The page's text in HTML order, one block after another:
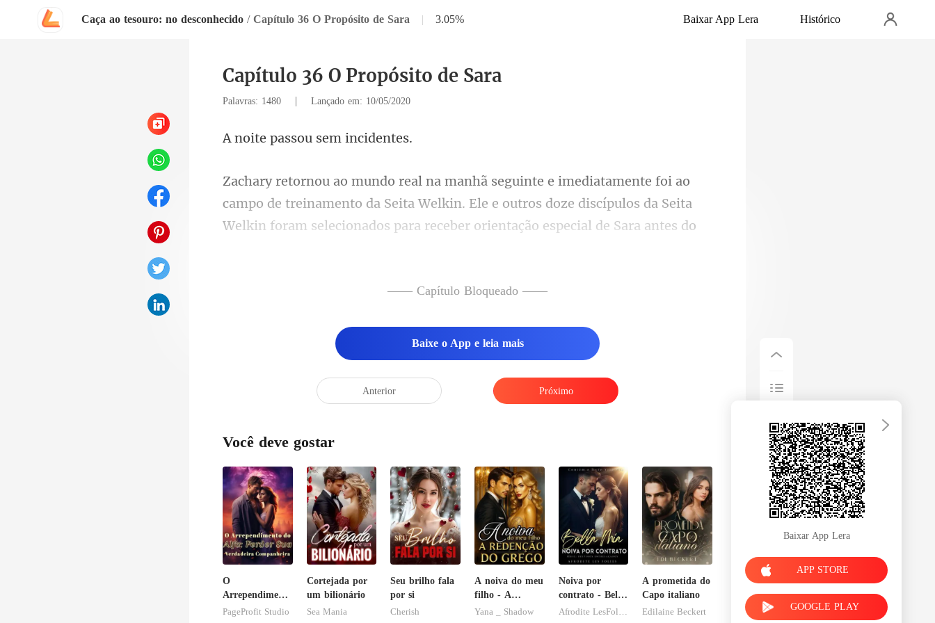
Caça ao tesouro: no desconhecido / Capítulo 36 O Propósito de Sara | 3.05% Baixar App Lera Histórico
Capítulo 36 O Propósito de Sara
Palavras: 1480 | Lançado em: 10/05/2020
ssou sem i
kin. Ele e outros doze discípulos da Seita
Welkin foram selecionados para receber orientação especial de
—— Capítulo Bloqueado ——
Baixe o App e leia mais
Anterior Próximo
Você deve gostar
O
Arrependimento
do Alfa: Perder
PageProfit Studio
Cortejada por
um bilionário
Sea Mania
Seu brilho fala
por si
Cherish
A noiva do meu
filho - A
Redenção do
Yana _ Shadow
Noiva por
contrato - Bella
Mia
A prometida do
Capo italiano
Edilaine Beckert
Baixar App Lera
APP STORE
GOOGLE PLAY